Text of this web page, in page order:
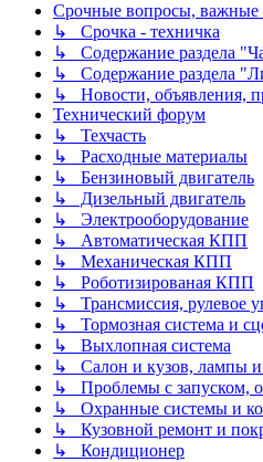
Срочные вопросы, важные
↳ Срочка - техничка
↳ Содержание раздела
↳ Содержание раздела
↳ Новости, объявления,
Технический форум
↳ Техчасть
↳ Расходные материалы
↳ Бензиновый двигатель
↳ Дизельный двигатель
↳ Электрооборудование
↳ Автоматическая КПП
↳ Механическая КПП
↳ Роботизированая КПП
↳ Трансмиссия, рулевое
↳ Тормозная система и
↳ Выхлопная система
↳ Салон и кузов, лампы и
↳ Проблемы с запуском,
↳ Охранные системы и
↳ Кузовной ремонт и
↳ Кондиционер